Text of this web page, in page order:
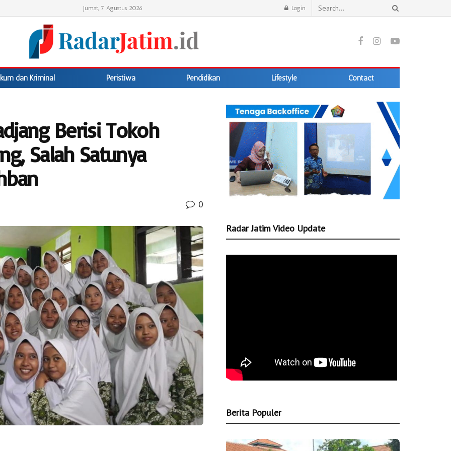
Jumat, 7 Agustus 2026 Login
dan Kriminal Peristiwa Pendidikan Lifestyle Contact
Berisi Tokoh
Salah Satunya
0
Radar Jatim Video Update
Berita Populer